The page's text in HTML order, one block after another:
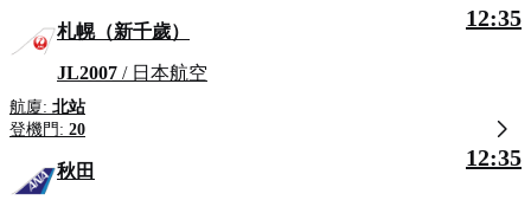
札幌（新千歲）
JL2007 / 日本航空
航廈: 北站
登機門: 20
12:35
秋田
12:35